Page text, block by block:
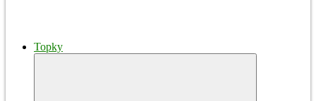
Topky